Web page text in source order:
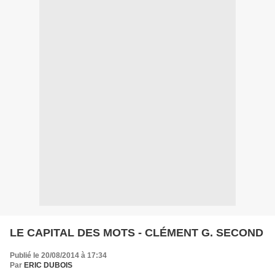
LE CAPITAL DES MOTS - CLÉMENT G. SECOND
Publié le 20/08/2014 à 17:34
Par ERIC DUBOIS